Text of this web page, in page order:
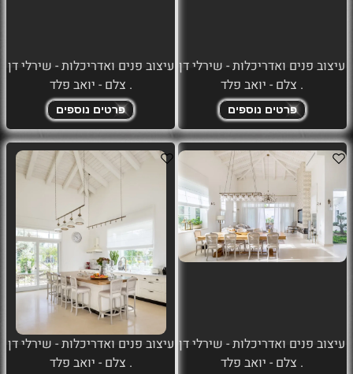
עיצוב פנים ואדריכלות - שירלי דן
. צלם - יואב פלד
פרטים נוספים
עיצוב פנים ואדריכלות - שירלי דן
. צלם - יואב פלד
פרטים נוספים
עיצוב פנים ואדריכלות - שירלי דן
. צלם - יואב פלד
עיצוב פנים ואדריכלות - שירלי דן
. צלם - יואב פלד